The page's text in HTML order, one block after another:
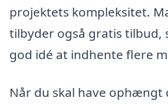
projektets kompleksitet.
tilbyder også gratis tilbud,
god idé at indhente flere
Når du skal have ophængt